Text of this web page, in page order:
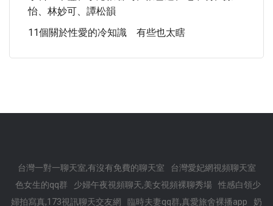
怡、林妙可、譚松韻
11個關於性愛的冷知識 有些也太瞎
台灣一對一聊天室,有沒有免費的聊天室
台灣愛妃網視頻聊天室
色女生的qq群
少婦午夜視頻聊天,美女視頻裸聊秀場
性感白領少
婦拍寫真,173視訊聊天交友網
臨時夫妻qq群,真愛旅舍裸播app
奶